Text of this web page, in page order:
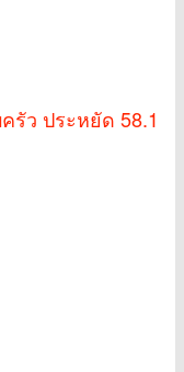
รัว ประหยัด 58.1